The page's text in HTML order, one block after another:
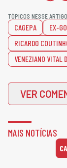
TÓPICOS NESSE
CAGEPA EX-
RICARDO
VENEZIANO VITAL
VER
MAIS NOTÍCIAS